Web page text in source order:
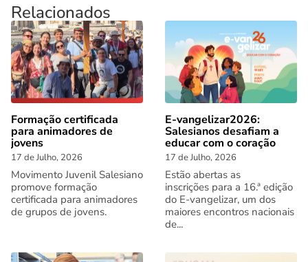
Relacionados
Formação certificada
para animadores de
jovens
17 de Julho, 2026
Movimento Juvenil Salesiano
promove formação
certificada para animadores
de grupos de jovens.
E-vangelizar2026:
Salesianos desafiam a
educar com o coração
17 de Julho, 2026
Estão abertas as
inscrições para a 16.ª edição
do E-vangelizar, um dos
maiores encontros nacionais
de...